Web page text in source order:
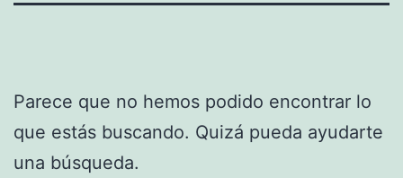
Parece que no hemos podido encontrar lo
que estás buscando. Quizá pueda ayudarte
una búsqueda.